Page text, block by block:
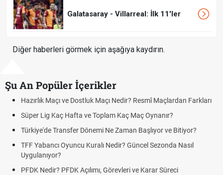
Galatasaray - Villarreal: İlk 11'ler
Diğer haberleri görmek için aşağıya kaydırın.
Şu An Popüler İçerikler
ve Dostluk Maçı Nedir? Resmî Maçlardan Farkları
Kaç Hafta ve Toplam Kaç Maç Oynanır?
Transfer Dönemi Ne Zaman Başlıyor ve Bitiyor?
Oyuncu Kuralı Nedir? Güncel Sezonda Nasıl
PFDK Açılımı, Görevleri ve Karar Süreci
Puan
Futbol
Deplasman